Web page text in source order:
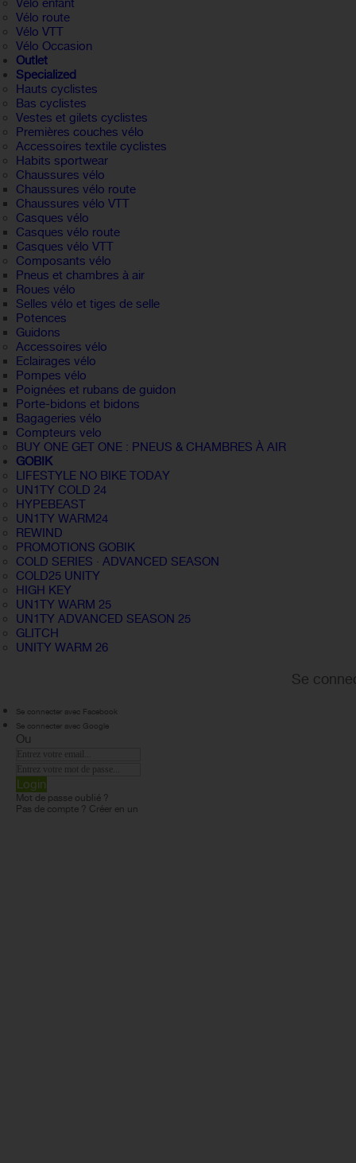
Vélo enfant
Vélo route
Vélo VTT
Vélo Occasion
Outlet
Specialized
Hauts cyclistes
Bas cyclistes
Vestes et gilets cyclistes
Premières couches vélo
Accessoires textile cyclistes
Habits sportwear
Chaussures vélo
Chaussures vélo route
Chaussures vélo VTT
Casques vélo
Casques vélo route
Casques vélo VTT
Composants vélo
Pneus et chambres à air
Roues vélo
Selles vélo et tiges de selle
Potences
Guidons
Accessoires vélo
Eclairages vélo
Pompes vélo
Poignées et rubans de guidon
Porte-bidons et bidons
Bagageries vélo
Compteurs velo
BUY ONE GET ONE : PNEUS & CHAMBRES À AIR
GOBIK
LIFESTYLE NO BIKE TODAY
UN1TY COLD 24
HYPEBEAST
UN1TY WARM24
REWIND
PROMOTIONS GOBIK
COLD SERIES · ADVANCED SEASON
COLD25 UNITY
HIGH KEY
UN1TY WARM 25
UN1TY ADVANCED SEASON 25
GLITCH
UNITY WARM 26
Se
Se connecter avec Facebook
Se connecter avec Google
Ou
Login
Mot de passe oublié ?
Pas de compte ? Créer en un